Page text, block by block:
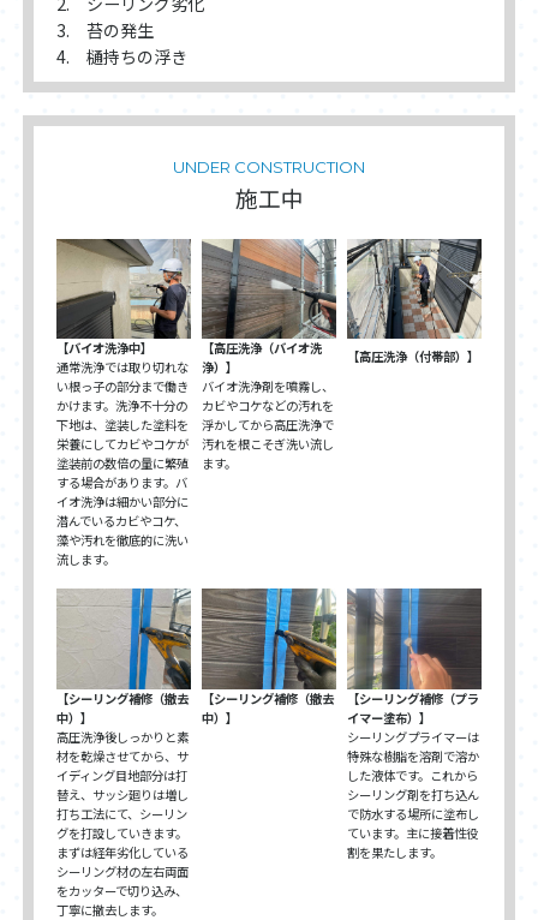
3. 苔の発生
4. 樋持ちの浮き
UNDER CONSTRUCTION
施工中
【バイオ洗浄中】
通常洗浄では取り切れな
い根っ子の部分まで働き
かけます。洗浄不十分の
下地は、塗装した塗料を
栄養にしてカビやコケが
塗装前の数倍の量に繁殖
する場合があります。バ
イオ洗浄は細かい部分に
潜んでいるカビやコケ、
藻や汚れを徹底的に洗い
流します。
【高圧洗浄（バイオ洗
浄）】
バイオ洗浄剤を噴霧し、
カビやコケなどの汚れを
浮かしてから高圧洗浄で
汚れを根こそぎ洗い流し
ます。
【高圧洗浄（付帯部）】
【シーリング補修（撤去
中）】
高圧洗浄後しっかりと素
材を乾燥させてから、サ
イディング目地部分は打
替え、サッシ廻りは増し
打ち工法にて、シーリン
グを打設していきます。
まずは経年劣化している
シーリング材の左右両面
をカッターで切り込み、
丁寧に撤去します。
【シーリング補修（撤去
中）】
【シーリング補修（プラ
イマー塗布）】
シーリングプライマーは
特殊な樹脂を溶剤で溶か
した液体です。これから
シーリング剤を打ち込ん
で防水する場所に塗布し
ています。主に接着性役
割を果たします。